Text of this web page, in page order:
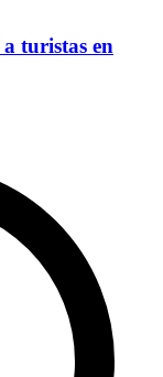
turistas en